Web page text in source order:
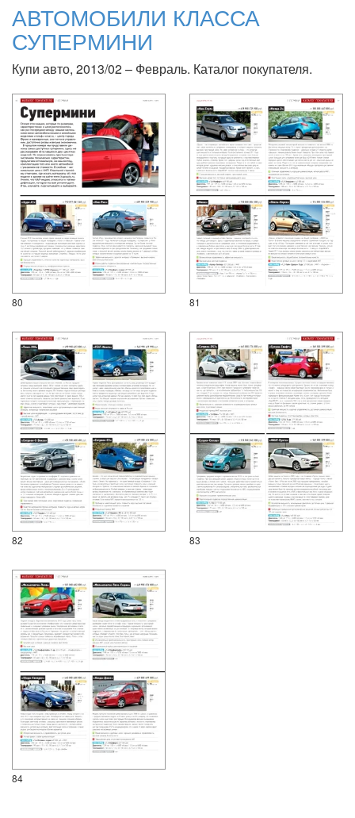
АВТОМОБИЛИ КЛАССА
СУПЕРМИНИ
Купи авто, 2013/02 – Февраль. Каталог покупателя.
80 81
82 83
84